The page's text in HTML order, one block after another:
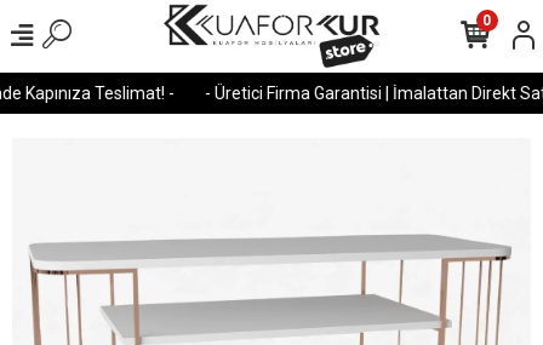
Kapınıza Teslimat! - - Üretici Firma Garantisi | İmalattan Direkt
0